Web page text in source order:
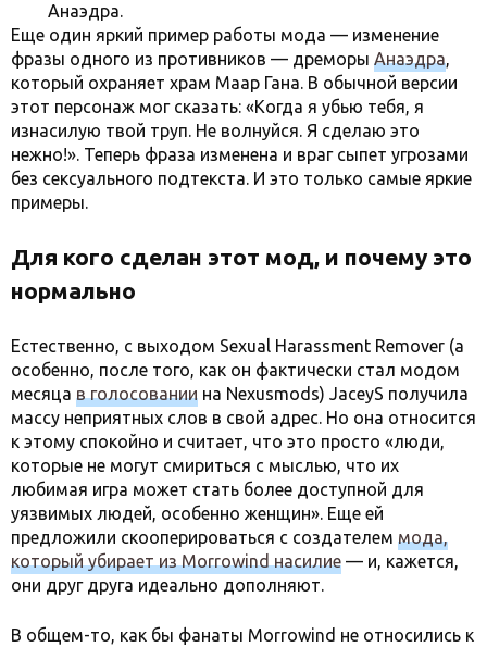
Анаэдра.
Еще один яркий пример работы мода — изменение
фразы одного из противников — дреморы Анаэдра,
который охраняет храм Маар Гана. В обычной версии
этот персонаж мог сказать: «Когда я убью тебя, я
изнасилую твой труп. Не волнуйся. Я сделаю это
нежно!». Теперь фраза изменена и враг сыпет угрозами
без сексуального подтекста. И это только самые яркие
примеры.
Для кого сделан этот мод, и почему это
нормально
Естественно, с выходом Sexual Harassment Remover (а
особенно, после того, как он фактически стал модом
месяца в голосовании на Nexusmods) JaceyS получила
массу неприятных слов в свой адрес. Но она относится
к этому спокойно и считает, что это просто «люди,
которые не могут смириться с мыслью, что их
любимая игра может стать более доступной для
уязвимых людей, особенно женщин». Еще ей
предложили скооперироваться с создателем мода,
который убирает из Morrowind насилие — и, кажется,
они друг друга идеально дополняют.
В общем-то, как бы фанаты Morrowind не относились к